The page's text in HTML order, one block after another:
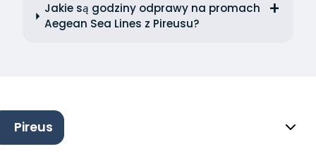
Jakie są godziny odprawy na promach
Aegean Sea Lines z Pireusu?
Pireus